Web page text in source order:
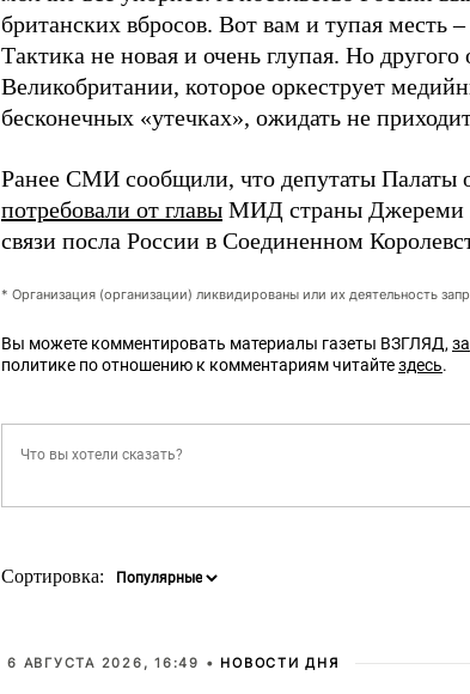
британских вбросов. Вот вам и тупая месть
Тактика не новая и очень глупая. Но
Великобритании, которое оркеструет
бесконечных «утечках», ожидать не
Ранее СМИ сообщили, что депутаты Палаты
потребовали от главы МИД страны Джереми
связи посла России в Соединенном
* Организация (организации) ликвидированы или их деятельность
Вы можете комментировать материалы газеты ВЗГЛЯД,
политике по отношению к комментариям читайтездесь.
Сортировка:
6 АВГУСТА 2026, 16:49 • НОВОСТИ ДНЯ